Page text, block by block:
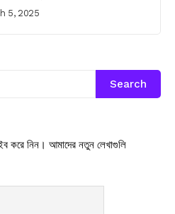
5, 2025
Search
করে নিন। আমাদের নতুন লেখাগুলি